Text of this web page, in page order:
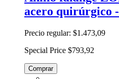
acero quirúrgico
Precio regular: $1.473,09
Special Price $793,92
Comprar